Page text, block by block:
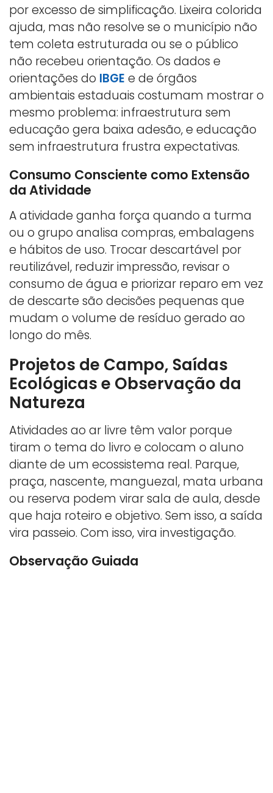
por excesso de simplificação. Lixeira colorida
ajuda, mas não resolve se o município não
tem coleta estruturada ou se o público
não recebeu orientação. Os dados e
orientações do IBGE e de órgãos
ambientais estaduais costumam mostrar o
mesmo problema: infraestrutura sem
educação gera baixa adesão, e educação
sem infraestrutura frustra expectativas.
Consumo Consciente como Extensão
da Atividade
A atividade ganha força quando a turma
ou o grupo analisa compras, embalagens
e hábitos de uso. Trocar descartável por
reutilizável, reduzir impressão, revisar o
consumo de água e priorizar reparo em vez
de descarte são decisões pequenas que
mudam o volume de resíduo gerado ao
longo do mês.
Projetos de Campo, Saídas
Ecológicas e Observação da
Natureza
Atividades ao ar livre têm valor porque
tiram o tema do livro e colocam o aluno
diante de um ecossistema real. Parque,
praça, nascente, manguezal, mata urbana
ou reserva podem virar sala de aula, desde
que haja roteiro e objetivo. Sem isso, a saída
vira passeio. Com isso, vira investigação.
Observação Guiada